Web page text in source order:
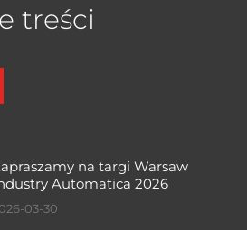
treści
na targi Warsaw
Automatica 2026
03-30